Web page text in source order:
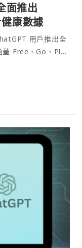
面推出
康數據
用戶推出全
Free、Go、Plus